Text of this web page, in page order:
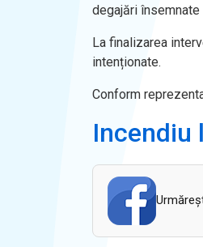
degajări însemnate
La finalizarea
intenționate.
Conform
Incendiu